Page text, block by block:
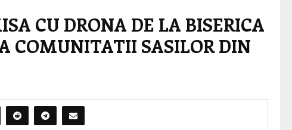
CU DRONA DE LA BISERICA
COMUNITATII SASILOR DIN